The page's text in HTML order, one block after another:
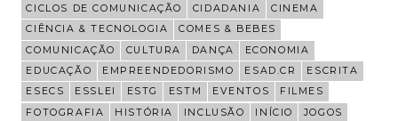
CICLOS DE COMUNICAÇÃO
CIDADANIA
CINEMA
CIÊNCIA & TECNOLOGIA
COMES & BEBES
COMUNICAÇÃO
CULTURA DANÇA
ECONOMIA
EDUCAÇÃO
EMPREENDEDORISMO ESAD.CR
ESCRITA
ESECS
ESSLEI ESTG ESTM EVENTOS
FILMES
FOTOGRAFIA
HISTÓRIA INCLUSÃO INÍCIO
JOGOS